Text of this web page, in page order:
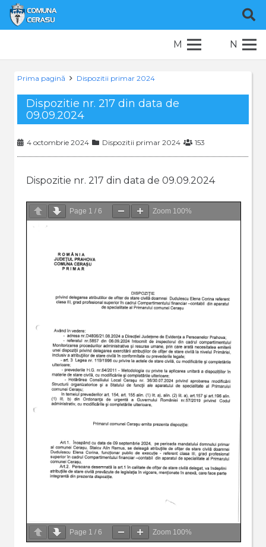
M N
Prima pagină Dispozitii primar 2024
Dispozitie nr. 217 din data de
09.09.2024
4 octombrie 2024 Dispozitii primar 2024 153
Dispozitie nr. 217 din data de 09.09.2024
Page 1 / 6 Zoom 100%
Page 1 / 6 Zoom 100%